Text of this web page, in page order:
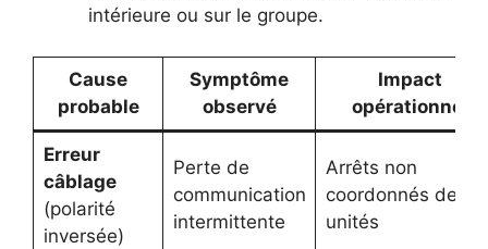
intérieure ou sur le groupe.
Cause
probable
Symptôme
observé
Impact
opérationnel
Erreur
câblage
(polarité
inversée)
Perte de
communication
intermittente
Arrêts non
coordonnés des
unités